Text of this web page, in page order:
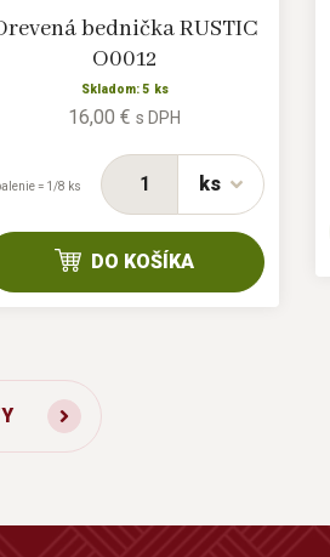
bednička RUSTIC
O0012
Skladom: 5 ks
16,00 € s DPH
ks
= 1/8 ks
DO KOŠÍKA